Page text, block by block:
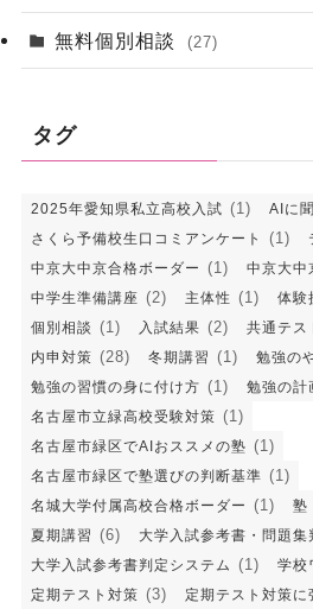
無料個別相談 (27)
タグ
2025年愛知県私立高校入試 (1) AIに
さくら予備校生口コミアンケート (1)
中京大中京合格ボーダー (1) 中京大中
中学生準備講座 (2) 主体性 (1) 体験
個別相談 (1) 入試結果 (2) 共通テス
内申対策 (28) 冬期講習 (1) 勉強の
勉強の習慣の身に付け方 (1) 勉強の計
名古屋市立緑高校受験対策 (1)
名古屋市緑区でAIおススメの塾 (1)
名古屋市緑区で塾選びの判断基準 (1)
名城大学付属高校合格ボーダー (1) 塾
夏期講習 (6) 大学入試参考書・問題集
大学入試参考書判定システム (1) 学校
定期テスト対策 (3) 定期テスト対策に